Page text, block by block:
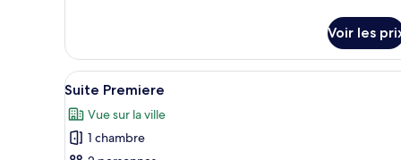
ville
le
type
de
Chambre
Double
Deluxe,
Voir les
Afficher
toutes
les
photos
Une chambre d’hôtel
9
Suite Premiere
Vue sur la ville
1 chambre